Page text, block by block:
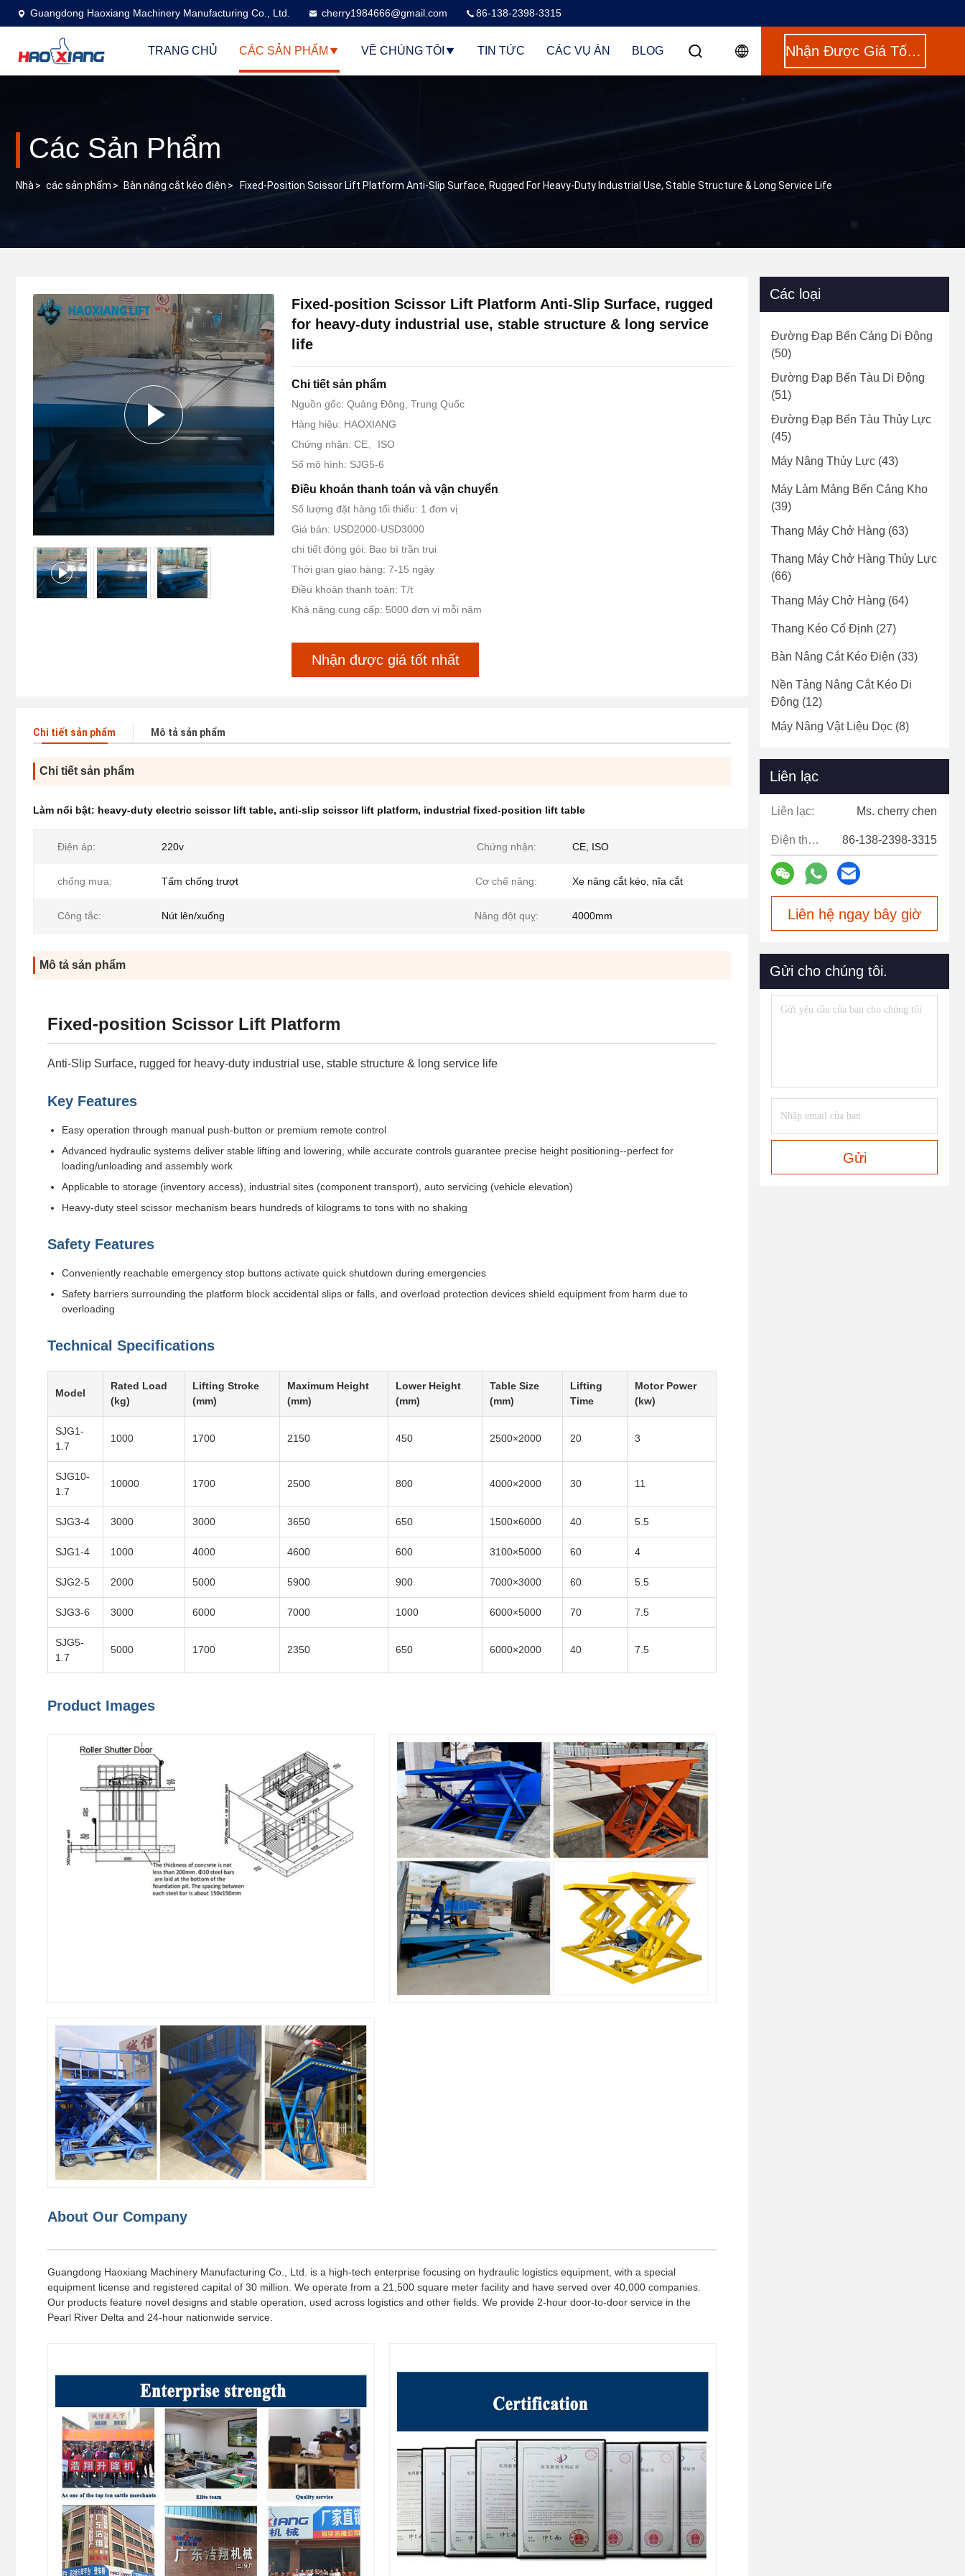
Guangdong Haoxiang Machinery Manufacturing Co., Ltd. cherry1984666@gmail.com 86-138-2398-3315
TRANG CHỦ CÁC SẢN PHẨM VỀ CHÚNG TÔI TIN TỨC CÁC VỤ ÁN BLOG Nhận Được Giá Tốt Nhất
Các Sản Phẩm
Nhà> các sản phẩm > Bàn nâng cắt kéo điện > Fixed-Position Scissor Lift Platform Anti-Slip Surface, Rugged For Heavy-Duty Industrial Use, Stable Structure & Long Service Life
Fixed-position Scissor Lift Platform Anti-Slip Surface, rugged
for heavy-duty industrial use, stable structure & long service
life
Chi tiết sản phẩm
Nguồn gốc: Quảng Đông, Trung Quốc
Hàng hiệu: HAOXIANG
Chứng nhận: CE、ISO
Số mô hình: SJG5-6
Điều khoản thanh toán và vận chuyển
Số lượng đặt hàng tối thiểu: 1 đơn vị
Giá bán: USD2000-USD3000
chi tiết đóng gói: Bao bì trần trụi
Thời gian giao hàng: 7-15 ngày
Điều khoản thanh toán: T/t
Khả năng cung cấp: 5000 đơn vị mỗi năm
Nhận được giá tốt nhất
Chi tiết sản phẩm Mô tả sản phẩm
Chi tiết sản phẩm
Làm nổi bật: heavy-duty electric scissor lift table, anti-slip scissor lift platform, industrial fixed-position lift table
Điện áp: 220v Chứng nhận: CE, ISO
chống mưa: Tấm chống trượt Cơ chế nâng: Xe nâng cắt kéo, nĩa cắt
Công tắc: Nút lên/xuống Nâng đột quỵ: 4000mm
Mô tả sản phẩm
Fixed-position Scissor Lift Platform
Anti-Slip Surface, rugged for heavy-duty industrial use, stable structure & long service life
Key Features
Easy operation through manual push-button or premium remote control
Advanced hydraulic systems deliver stable lifting and lowering, while accurate controls guarantee precise height positioning--perfect for
loading/unloading and assembly work
Applicable to storage (inventory access), industrial sites (component transport), auto servicing (vehicle elevation)
Heavy-duty steel scissor mechanism bears hundreds of kilograms to tons with no shaking
Safety Features
Conveniently reachable emergency stop buttons activate quick shutdown during emergencies
Safety barriers surrounding the platform block accidental slips or falls, and overload protection devices shield equipment from harm due to
overloading
Technical Specifications
Model
Rated Load
(kg)
Lifting Stroke
(mm)
Maximum Height
(mm)
Lower Height
(mm)
Table Size
(mm)
Lifting
Time
Motor Power
(kw)
SJG1-
1.7
1000 1700 2150 450 2500×2000 20 3
SJG10-
1.7
10000 1700 2500 800 4000×2000 30 11
SJG3-4 3000 3000 3650 650 1500×6000 40 5.5
SJG1-4 1000 4000 4600 600 3100×5000 60 4
SJG2-5 2000 5000 5900 900 7000×3000 60 5.5
SJG3-6 3000 6000 7000 1000 6000×5000 70 7.5
SJG5-
1.7
5000 1700 2350 650 6000×2000 40 7.5
Product Images
About Our Company
Guangdong Haoxiang Machinery Manufacturing Co., Ltd. is a high-tech enterprise focusing on hydraulic logistics equipment, with a special
equipment license and registered capital of 30 million. We operate from a 21,500 square meter facility and have served over 40,000 companies.
Our products feature novel designs and stable operation, used across logistics and other fields. We provide 2-hour door-to-door service in the
Pearl River Delta and 24-hour nationwide service.
Các loại
Đường Đạp Bến Cảng Di Động
(50)
Đường Đạp Bến Tàu Di Động
(51)
Đường Đạp Bến Tàu Thủy Lực
(45)
Máy Nâng Thủy Lực (43)
Máy Làm Mảng Bến Cảng Kho
(39)
Thang Máy Chở Hàng (63)
Thang Máy Chở Hàng Thủy Lực
(66)
Thang Máy Chở Hàng (64)
Thang Kéo Cố Định (27)
Bàn Nâng Cắt Kéo Điện (33)
Nền Tảng Nâng Cắt Kéo Di
Động (12)
Máy Nâng Vật Liệu Dọc (8)
Liên lạc
Liên lạc: Ms. cherry chen
Điện thoại: 86-138-2398-3315
Liên hệ ngay bây giờ
Gửi cho chúng tôi.
Gửi